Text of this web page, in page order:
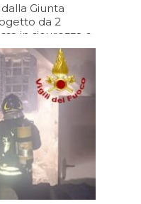
Giunta
da 2
in sicurezza e
principale